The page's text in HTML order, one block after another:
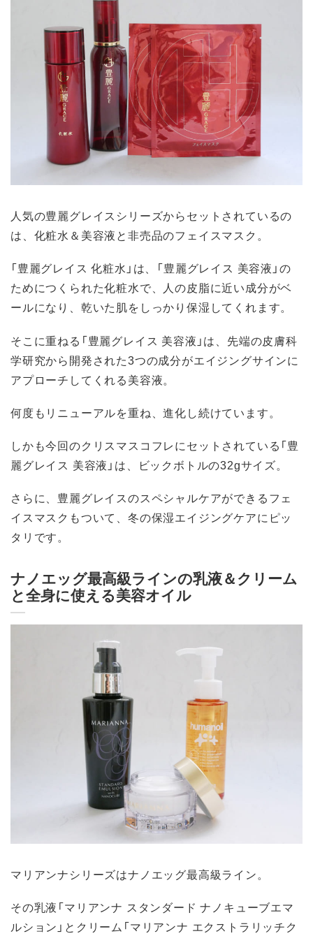
人気の豊麗グレイスシリーズからセットされているの
は、化粧水＆美容液と非売品のフェイスマスク。
「豊麗グレイス 化粧水」は、「豊麗グレイス 美容液」の
ためにつくられた化粧水で、人の皮脂に近い成分がベ
ールになり、乾いた肌をしっかり保湿してくれます。
そこに重ねる「豊麗グレイス 美容液」は、先端の皮膚科
学研究から開発された3つの成分がエイジングサインに
アプローチしてくれる美容液。
何度もリニューアルを重ね、進化し続けています。
しかも今回のクリスマスコフレにセットされている「豊
麗グレイス 美容液」は、ビックボトルの32gサイズ。
さらに、豊麗グレイスのスペシャルケアができるフェ
イスマスクもついて、冬の保湿エイジングケアにピッ
タリです。
ナノエッグ最高級ラインの乳液＆クリーム
と全身に使える美容オイル
マリアンナシリーズはナノエッグ最高級ライン。
その乳液「マリアンナ スタンダード ナノキューブエマ
ルション」とクリーム「マリアンナ エクストラリッチク